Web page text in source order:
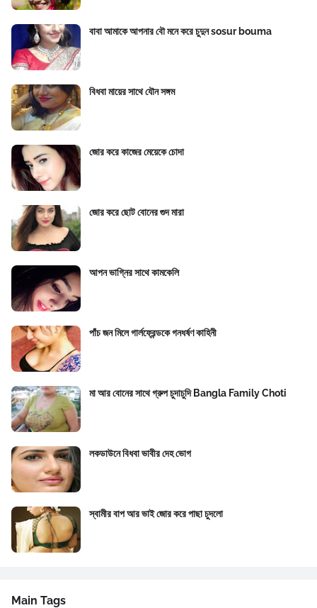
বাবা আমাকে আপনার বৌ মনে করে চুদুন sosur bouma
বিধবা মায়ের সাথে যৌন সঙ্গম
জোর করে কাজের মেয়েকে চোদা
জোর করে ছোট বোনের গুদ মারা
আপন ভাগ্নির সাথে কামকেলি
পাঁচ জন মিলে গার্লফ্রেন্ডকে গনধর্ষণ কাহিনী
মা আর বোনের সাথে গ্রুপ চুদাচুদি Bangla Family Choti
লকডাউনে বিধবা ভাবীর দেহ ভোগ
স্বামীর বাপ আর ভাই জোর করে পাছা চুদলো
Main Tags